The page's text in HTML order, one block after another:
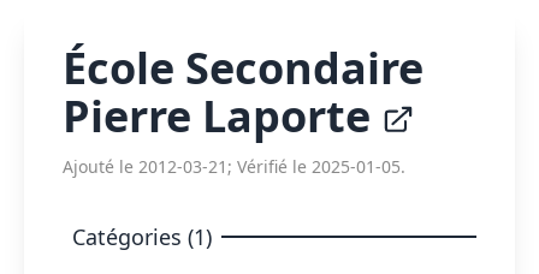
École Secondaire
Pierre Laporte
Ajouté le 2012-03-21; Vérifié le 2025-01-05.
Catégories (1)